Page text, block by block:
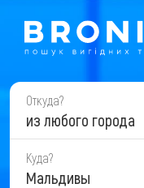
Откуда?
из любого города
Куда?
Мальдивы